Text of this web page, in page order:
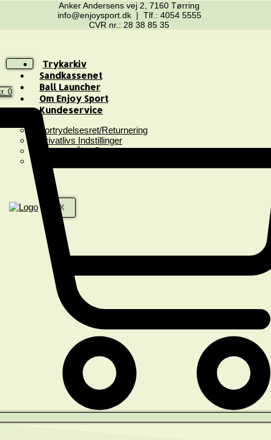
Anker Andersens vej 2, 7160 Tørring
info@enjoysport.dk | Tlf.: 4054 5555
CVR nr.: 28 38 85 35
Trykarkiv
Sandkassenet
Ball Launcher
Om Enjoy Sport
Kundeservice
Fortrydelsesret/Returnering
Privatlivs Indstillinger
Spørgsmål & Svar
X
0